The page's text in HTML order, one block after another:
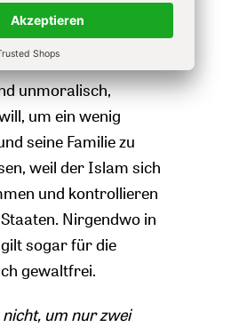
hervorgebracht,
Letztlich hat
zerfressen.
unmoralisch,
um ein wenig
seine Familie zu
weil der Islam sich
und kontrollieren
Nirgendwo in
sogar für die
gewaltfrei.
um nur zwei